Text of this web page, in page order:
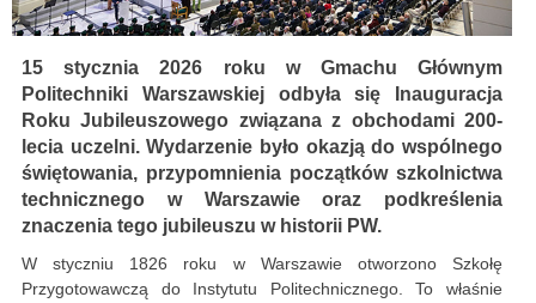
15 stycznia 2026 roku w Gmachu Głównym
Politechniki Warszawskiej odbyła się Inauguracja
Roku Jubileuszowego związana z obchodami 200-
lecia uczelni. Wydarzenie było okazją do wspólnego
świętowania, przypomnienia początków szkolnictwa
technicznego w Warszawie oraz podkreślenia
znaczenia tego jubileuszu w historii PW.
W styczniu 1826 roku w Warszawie otworzono Szkołę
Przygotowawczą do Instytutu Politechnicznego. To właśnie